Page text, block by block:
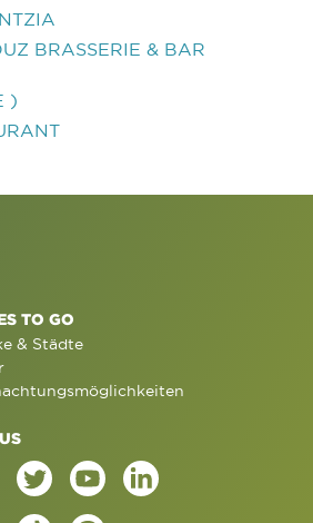
BRASSERIE & BAR
)
TO GO
& Städte